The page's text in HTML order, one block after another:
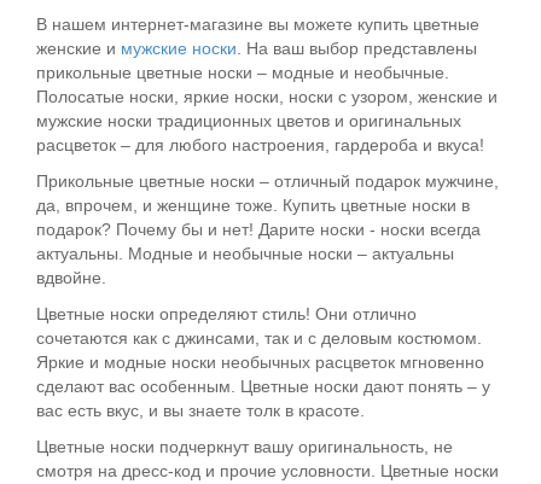
В нашем интернет-магазине вы можете купить цветные
женские и мужские носки . На ваш выбор представлены
прикольные цветные носки – модные и необычные.
Полосатые носки, яркие носки, носки с узором, женские и
мужские носки традиционных цветов и оригинальных
расцветок – для любого настроения, гардероба и вкуса!
Прикольные цветные носки – отличный подарок мужчине,
да, впрочем, и женщине тоже. Купить цветные носки в
подарок? Почему бы и нет! Дарите носки - носки всегда
актуальны. Модные и необычные носки – актуальны
вдвойне.
Цветные носки определяют стиль! Они отлично
сочетаются как с джинсами, так и с деловым костюмом.
Яркие и модные носки необычных расцветок мгновенно
сделают вас особенным. Цветные носки дают понять – у
вас есть вкус, и вы знаете толк в красоте.
Цветные носки подчеркнут вашу оригинальность, не
смотря на дресс-код и прочие условности. Цветные носки